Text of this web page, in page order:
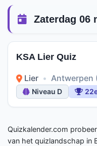
Zaterdag 06
KSA Lier Quiz
Lier • Antwerpen
Niveau D
Quizkalender.com
van het quizlandschap in